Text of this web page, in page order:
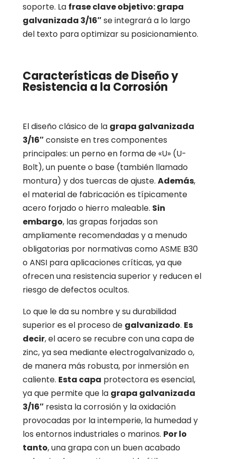
soporte. La frase clave objetivo: grapa
galvanizada 3/16″se integrará a lo largo
del texto para optimizar su posicionamiento.
Características de Diseño y
Resistencia a la Corrosión
El diseño clásico de la grapa galvanizada
3/16″consiste en tres componentes
principales: un perno en forma de «U» (U-
Bolt), un puente o base (también llamado
montura) y dos tuercas de ajuste. Además,
el material de fabricación es típicamente
acero forjado o hierro maleable. Sin
embargo, las grapas forjadas son
ampliamente recomendadas y a menudo
obligatorias por normativas como ASME B30
o ANSI para aplicaciones críticas, ya que
ofrecen una resistencia superior y reducen el
riesgo de defectos ocultos.
Lo que le da su nombre y su durabilidad
superior es el proceso de galvanizado. Es
decir, el acero se recubre con una capa de
zinc, ya sea mediante electrogalvanizado o,
de manera más robusta, por inmersión en
caliente. Esta capa protectora es esencial,
ya que permite que la grapa galvanizada
3/16″resista la corrosión y la oxidación
provocadas por la intemperie, la humedad y
los entornos industriales o marinos. Por lo
tanto, una grapa con un buen acabado